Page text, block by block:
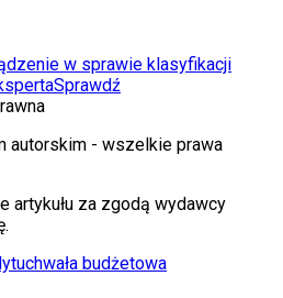
w sprawie klasyfikacji
Sprawdź
autorskim - wszelkie prawa
artykułu za zgodą wydawcy
uchwała budżetowa